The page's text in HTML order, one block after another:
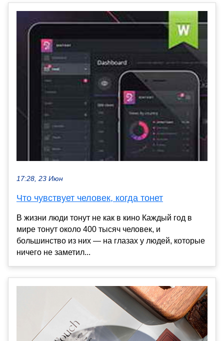
17:28, 23 Июн
Что чувствует человек, когда тонет
В жизни люди тонут не как в кино Каждый год в
мире тонут около 400 тысяч человек, и
большинство из них — на глазах у людей, которые
ничего не заметил...